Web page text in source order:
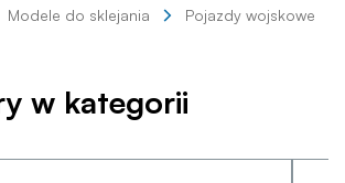
Modele do sklejania Pojazdy wojskowe
w kategorii